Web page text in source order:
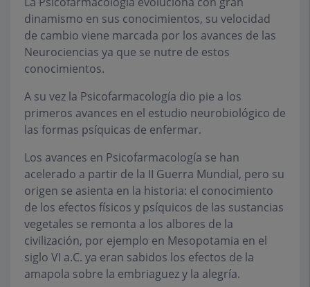
dinamismo en sus conocimientos, su velocidad
de cambio viene marcada por los avances de las
Neurociencias ya que se nutre de estos
conocimientos.
A su vez la Psicofarmacología dio pie a los
primeros avances en el estudio neurobiológico de
las formas psíquicas de enfermar.
Los avances en Psicofarmacología se han
acelerado a partir de la II Guerra Mundial, pero su
origen se asienta en la historia: el conocimiento
de los efectos físicos y psíquicos de las sustancias
vegetales se remonta a los albores de la
civilización, por ejemplo en Mesopotamia en el
siglo VI a.C. ya eran sabidos los efectos de la
amapola sobre la embriaguez y la alegría.